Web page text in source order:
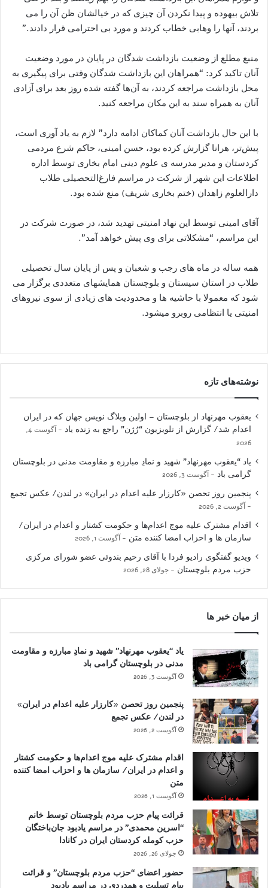
تلاش بیهوده و پیدا نکردن آن چیزی که در خیالشان ظن آن را می
بردند، آنها را وهابی خطاب کردند و مورد بی احترامی قرار دادند.”
منبع مطلع از وضعیت بازداشت شدگان در پایان در مورد وضعیت
آنان تاکید کرد: “همراهان این بازداشت شدگان وقتی برای پیگیری به
محل بازداشت مراجعه کردند، به آن‌ها گفته شده روز بعد برای آزادی
آنان به همراه سند به این مکان مراجعه کنید.
با این حال بازداشت آنان کماکان ادامه دارد” لازم به یاد آوری است،
پیش‌تر، هرانا گزارش کرده بود، حسن امینی، حاکم شرع مردمی
کردستان و مدیر مدرسه ی علوم دینی امام بخاری توسط اداره
اطلاعات این شهر از شرکت در مراسم فارغ‌التحصیلی طلاب
دارالعلوم زاهدان (ختم بخاری شریف) منع شده بود.
آقای امینی توسط این نهاد امنیتی تهدید شد، در صورت شرکت در
این مراسم، “مشکلاتی برای وی پیش خواهد آمد”.
همه ساله در ماه های رجب و شعبان و پس از پایان سال تحصیلی
طلاب در استان سیستان و بلوچستان همایشهای متعددی برگزار می
شود که معمولا با حاشیه ها و محدودیت های زیادی از سوی نیروهای
امنیتی یا انتظامی روبرو میشود.
نوشته‌های تازه
یعقوب مهرنهاد از بلوچستان – اولین وبلاگ نویس جهان که در ایران
اعدام شد/ گزارش از تلویزیون “رُژن” راجع به زنده یاد
آگوست 4,
2026
یاد “یعقوب مهرنهاد” شهید و نمادِ مبارزه و مقاومت مدنی در بلوچستان
گرامی باد
آگوست 3, 2026
پنجمین روز تحصن «کارزار علیه اعدام در ایران» در لندن/ عکس تجمع
آگوست 2, 2026
اقدام مشترک علیه موج اعدام‌ها و حکومت کشتار و اعدام در ایران/
سازمان ها و احزاب امضا کننده متن
آگوست 1, 2026
ویدیو گفتگوی رادیو فردا با آقای رحیم بندوئی عضو شورای مرکزی
حزب مردم بلوچستان
جولای 28, 2026
از میان خبر ها
یاد “یعقوب مهرنهاد” شهید و نمادِ مبارزه و مقاومت
مدنی در بلوچستان گرامی باد
آگوست 3, 2026
پنجمین روز تحصن «کارزار علیه اعدام در ایران»
در لندن/ عکس تجمع
آگوست 2, 2026
اقدام مشترک علیه موج اعدام‌ها و حکومت کشتار
و اعدام در ایران/ سازمان ها و احزاب امضا کننده
متن
آگوست 1, 2026
قرائت پیام حزب مردم بلوچستان توسط خانم
“اسرین محمدی” در مراسم یادبود جان‌باختگان
حزب کومله کردستان ایران در کانادا
جولای 26, 2026
حضور اعضای “حزب مردم بلوچستان” و قرائت
پیام تسلیت و همدردی در مراسم یادبود